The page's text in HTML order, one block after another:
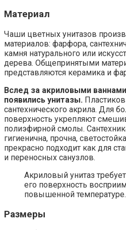
Материал
Чаши цветных унитазов
материалов: фарфора,
камня натурального или
дерева. Общепринятыми
представляются керамика и
Вслед за акриловыми
появились унитазы.
сантехнического акрила. Для
поверхность укрепляют
полиэфирной смолы.
гигиенична, прочна,
прекрасно подходит как для
и переносных санузлов.
Акриловый унитаз
его поверхность
повышенной температуре.
Размеры